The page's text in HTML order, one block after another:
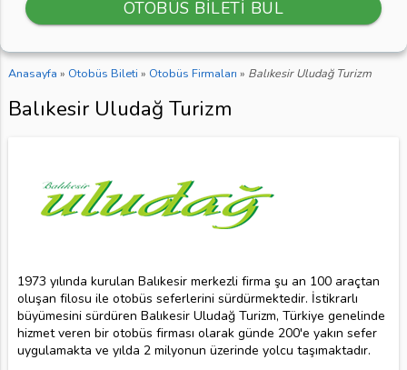
OTOBÜS BİLETİ BUL
Anasayfa » Otobüs Bileti » Otobüs Firmaları » Balıkesir Uludağ Turizm
Balıkesir Uludağ Turizm
1973 yılında kurulan Balıkesir merkezli firma şu an 100 araçtan
oluşan filosu ile otobüs seferlerini sürdürmektedir. İstikrarlı
büyümesini sürdüren Balıkesir Uludağ Turizm, Türkiye genelinde
hizmet veren bir otobüs firması olarak günde 200'e yakın sefer
uygulamakta ve yılda 2 milyonun üzerinde yolcu taşımaktadır.